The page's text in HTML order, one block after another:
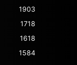
1903
1718
1618
1584